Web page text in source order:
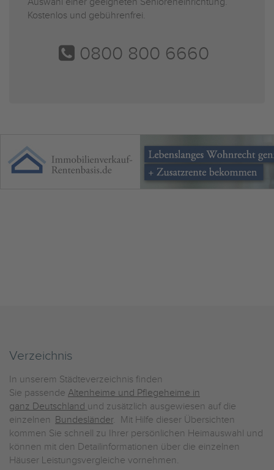
Kostenlos und gebührenfrei.
0800 800 6660
Verzeichnis
In unserem Städteverzeichnis finden
Sie passende Altenheime und Pflegeheime in
ganz Deutschland und zusätzlich ausgewiesen auf die
einzelnen Bundesländer. Mit Hilfe dieser Übersichten
kommen Sie schnell zu Ihrer persönlichen Heimauswahl und
können mit den Detailinformationen über die einzelnen
Häuser Leistungsvergleiche vornehmen.